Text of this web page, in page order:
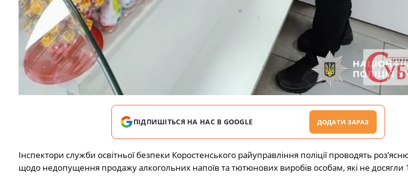
ПІДПИШІТЬСЯ НА НАС В GOOGLE ДОДАТИ ЗАРАЗ
Інспектори служби освітньої безпеки Коростенського райуправління поліції проводять
щодо недопущення продажу алкогольних напоїв та тютюнових виробів особам, які не досягли